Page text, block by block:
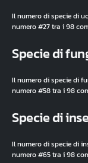
Il numero di specie di
numero #27 tra i 98
Specie di
Il numero di specie di
numero #58 tra i 98
Specie di
Il numero di specie di
numero #65 tra i 98